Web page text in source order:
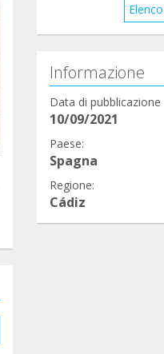
Informazione
Data di pubblicazione
10/09/2021
Paese:
Spagna
Regione:
Cádiz